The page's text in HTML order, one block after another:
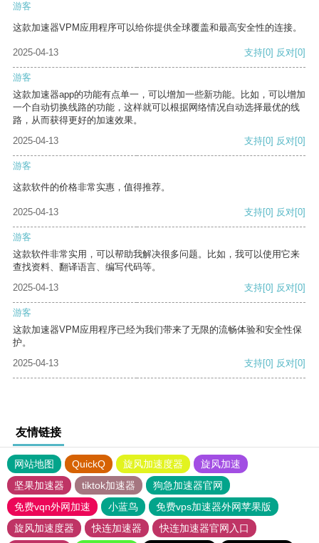
游客
这款加速器VPM应用程序可以给你提供全球覆盖和最高安全性的连接。
2025-04-13 支持[0] 反对[0]
游客
这款加速器app的功能有点单一，可以增加一些新功能。比如，可以增加
一个自动切换线路的功能，这样就可以根据网络情况自动选择最优的线
路，从而获得更好的加速效果。
2025-04-13
支持[0] 反对[0]
游客
这款软件的价格非常实惠，值得推荐。
2025-04-13 支持[0] 反对[0]
游客
这款软件非常实用，可以帮助我解决很多问题。比如，我可以使用它来
查找资料、翻译语言、编写代码等。
2025-04-13
支持[0] 反对[0]
游客
这款加速器VPM应用程序已经为我们带来了无限的流畅体验和安全性保
护。
2025-04-13
支持[0] 反对[0]
友情链接
网站地图 QuickQ 旋风加速度器
旋风加速
坚果加速器
tiktok加速器
狗急加速器官网
免费vqn外网加速
小蓝鸟
免费vps加速器外网苹果版
旋风加速度器
快连加速器
快连加速器官网入口